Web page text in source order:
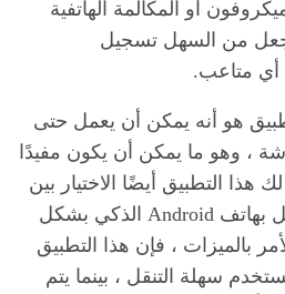
أو المكالمة الهاتفية
من السهل تسجيل
أي متاعب.
هو أنه يمكن أن يعمل حتى
، وهو ما يمكن أن يكون مفيدًا
هذا التطبيق أيضًا الاختيار بين
ميكروفون خارجي يتصل بهاتف Android الذكي بشكل
بالميزات ، فإن هذا التطبيق
سهلة التنقل ، بينما يتم